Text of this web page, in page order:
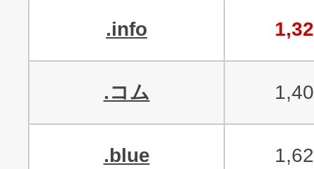
.info
.コム
.blue